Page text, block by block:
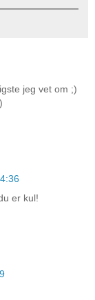
jeg vet om ;)
er kul!